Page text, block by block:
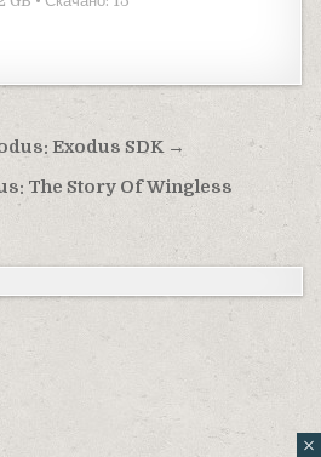
записям
Exodus SDK →
The Story Of Wingless